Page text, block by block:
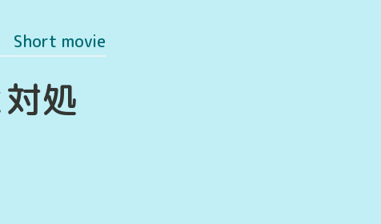
Short movie
処